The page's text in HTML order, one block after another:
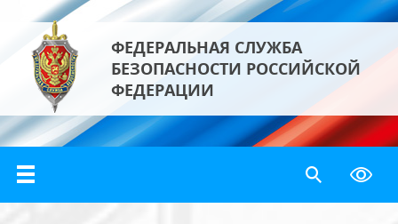
ФЕДЕРАЛЬНАЯ СЛУЖБА
БЕЗОПАСНОСТИ РОССИЙСКОЙ
ФЕДЕРАЦИИ